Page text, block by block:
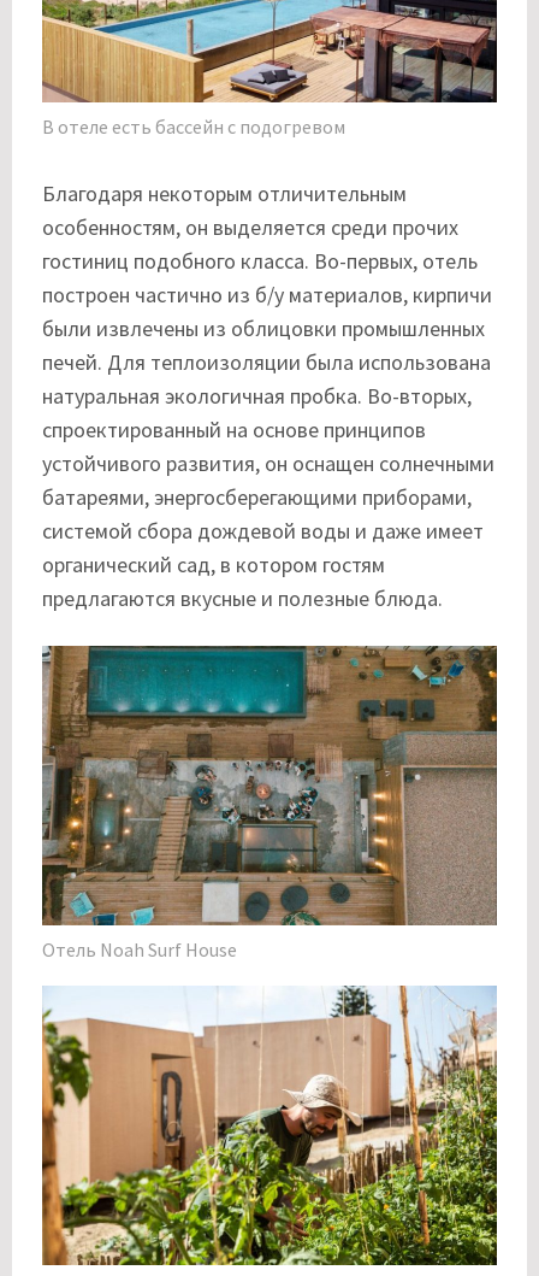
В отеле есть бассейн с подогревом
Благодаря некоторым отличительным
особенностям, он выделяется среди прочих
гостиниц подобного класса. Во-первых, отель
построен частично из б/у материалов, кирпичи
были извлечены из облицовки промышленных
печей. Для теплоизоляции была использована
натуральная экологичная пробка. Во-вторых,
спроектированный на основе принципов
устойчивого развития, он оснащен солнечными
батареями, энергосберегающими приборами,
системой сбора дождевой воды и даже имеет
органический сад, в котором гостям
предлагаются вкусные и полезные блюда.
Отель Noah Surf House